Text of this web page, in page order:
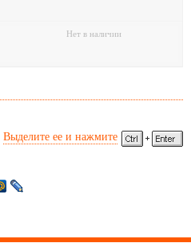
Нет в наличии
Выделите ее и нажмите